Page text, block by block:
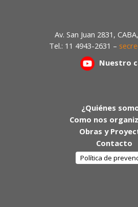
Av. San Juan 2831,
Tel.: 11 4943-2631 –
Nuestro
¿Quiénes
Como nos
Obras y
Contacto
Política de